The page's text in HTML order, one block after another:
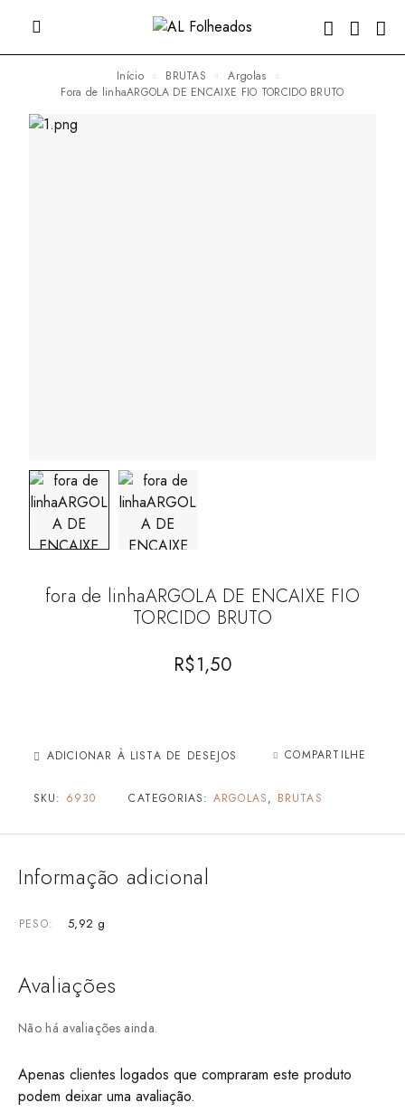
Início BRUTAS
Argolas
fora de linhaARGOLA DE ENCAIXE FIO TORCIDO BRUTO
fora de linhaARGOLA DE ENCAIXE FIO
TORCIDO BRUTO
R$1,50
ADICIONAR À LISTA DE DESEJOS COMPARTILHE
SKU: 6930 CATEGORIAS: ARGOLAS, BRUTAS
Informação adicional
PESO 5,92 g
Avaliações
Não há avaliações ainda.
Apenas clientes logados que compraram este produto
podem deixar uma avaliação.